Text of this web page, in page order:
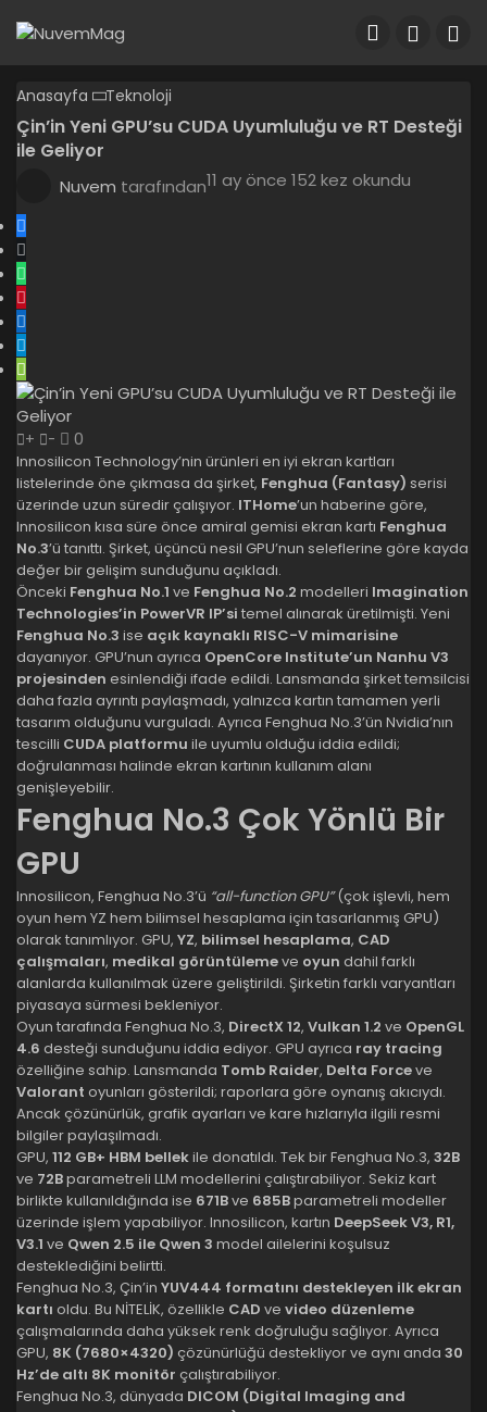
Anasayfa Teknoloji
Çin’in Yeni GPU’su CUDA Uyumluluğu ve RT Desteği
ile Geliyor
Nuvem tarafından11 ay önce 152 kez okundu
+ - 0
Innosilicon Technology’nin ürünleri en iyi ekran kartları
listelerinde öne çıkmasa da şirket, Fenghua (Fantasy) serisi
üzerinde uzun süredir çalışıyor. ITHome’un haberine göre,
Innosilicon kısa süre önce amiral gemisi ekran kartı Fenghua
No.3’ü tanıttı. Şirket, üçüncü nesil GPU’nun seleflerine göre kayda
değer bir gelişim sunduğunu açıkladı.
Önceki Fenghua No.1 ve Fenghua No.2 modelleri Imagination
Technologies’in PowerVR IP’si temel alınarak üretilmişti. Yeni
Fenghua No.3 ise açık kaynaklı RISC-V mimarisine
dayanıyor. GPU’nun ayrıca OpenCore Institute’un Nanhu V3
projesinden esinlendiği ifade edildi. Lansmanda şirket temsilcisi
daha fazla ayrıntı paylaşmadı, yalnızca kartın tamamen yerli
tasarım olduğunu vurguladı. Ayrıca Fenghua No.3’ün Nvidia’nın
tescilli CUDA platformu ile uyumlu olduğu iddia edildi;
doğrulanması halinde ekran kartının kullanım alanı
genişleyebilir.
Fenghua No.3 Çok Yönlü Bir
GPU
Innosilicon, Fenghua No.3’ü “all-function GPU”(çok işlevli, hem
oyun hem YZ hem bilimsel hesaplama için tasarlanmış GPU)
olarak tanımlıyor. GPU, YZ, bilimsel hesaplama, CAD
çalışmaları, medikal görüntülemeve oyun dahil farklı
alanlarda kullanılmak üzere geliştirildi. Şirketin farklı varyantları
piyasaya sürmesi bekleniyor.
Oyun tarafında Fenghua No.3, DirectX 12, Vulkan 1.2 ve OpenGL
4.6 desteği sunduğunu iddia ediyor. GPU ayrıca ray tracing
özelliğine sahip. Lansmanda Tomb Raider, Delta Forceve
Valorant oyunları gösterildi; raporlara göre oynanış akıcıydı.
Ancak çözünürlük, grafik ayarları ve kare hızlarıyla ilgili resmi
bilgiler paylaşılmadı.
GPU, 112 GB+ HBM bellekile donatıldı. Tek bir Fenghua No.3, 32B
ve 72Bparametreli LLM modellerini çalıştırabiliyor. Sekiz kart
birlikte kullanıldığında ise 671Bve 685Bparametreli modeller
üzerinde işlem yapabiliyor. Innosilicon, kartın DeepSeek V3, R1,
V3.1 ve Qwen 2.5 ile Qwen 3 model ailelerini koşulsuz
desteklediğini belirtti.
Fenghua No.3, Çin’in YUV444 formatını destekleyen ilk ekran
kartı oldu. Bu NİTELİK, özellikle CAD ve video düzenleme
çalışmalarında daha yüksek renk doğruluğu sağlıyor. Ayrıca
GPU, 8K (7680×4320) çözünürlüğü destekliyor ve aynı anda 30
Hz’de altı 8K monitör çalıştırabiliyor.
Fenghua No.3, dünyada DICOM (Digital Imaging and